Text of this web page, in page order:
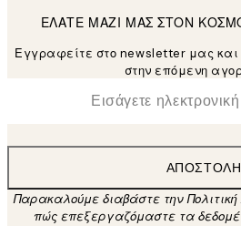
ΕΛΑΤΕ ΜΑΖΙ ΜΑΣ ΣΤΟΝ
Εγγραφείτε στο newsletter μας και
στην επόμενη
Ηλεκτρονική Διεύθυνση
ΑΠΟΣΤΟΛΉ
Παρακαλούμε διαβάστε την
πώς επεξεργαζόμαστε τα